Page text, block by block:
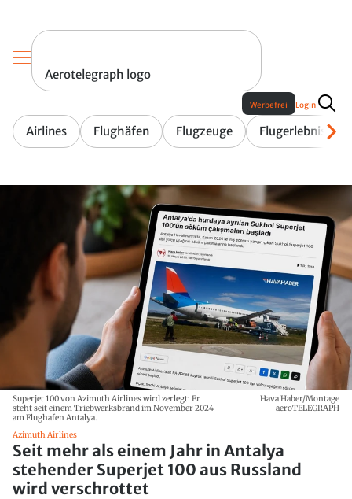
Aerotelegraph logo
Airlines Flughäfen Flugzeuge Flugerlebnis
Werbefrei Login
Superjet 100 von Azimuth Airlines wird zerlegt: Er
steht seit einem Triebwerksbrand im November 2024
am Flughafen Antalya.
Hava Haber/Montage
aeroTELEGRAPH
Azimuth Airlines
Seit mehr als einem Jahr in Antalya
stehender Superjet 100 aus Russland
wird verschrottet